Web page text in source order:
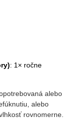
: 1× ročne
alebo
alebo
rovnomerne.